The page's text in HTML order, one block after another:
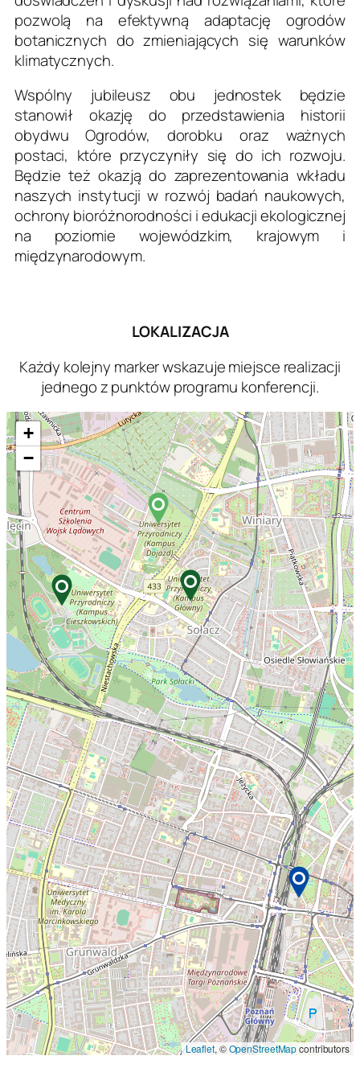
pozwolą na efektywną adaptację ogrodów
botanicznych do zmieniających się warunków
klimatycznych.
Wspólny jubileusz obu jednostek będzie
stanowił okazję do przedstawienia historii
obydwu Ogrodów, dorobku oraz ważnych
postaci, które przyczyniły się do ich rozwoju.
Będzie też okazją do zaprezentowania wkładu
naszych instytucji w rozwój badań naukowych,
ochrony bioróżnorodności i edukacji ekologicznej
na poziomie wojewódzkim, krajowym i
międzynarodowym.
LOKALIZACJA
Każdy kolejny marker wskazuje miejsce realizacji
jednego z punktów programu konferencji.
+
−
Leaflet, ©OpenStreetMapcontributors